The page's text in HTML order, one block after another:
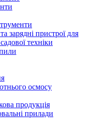
зарядні пристрої для
техніки
осмосу
продукція
прилади